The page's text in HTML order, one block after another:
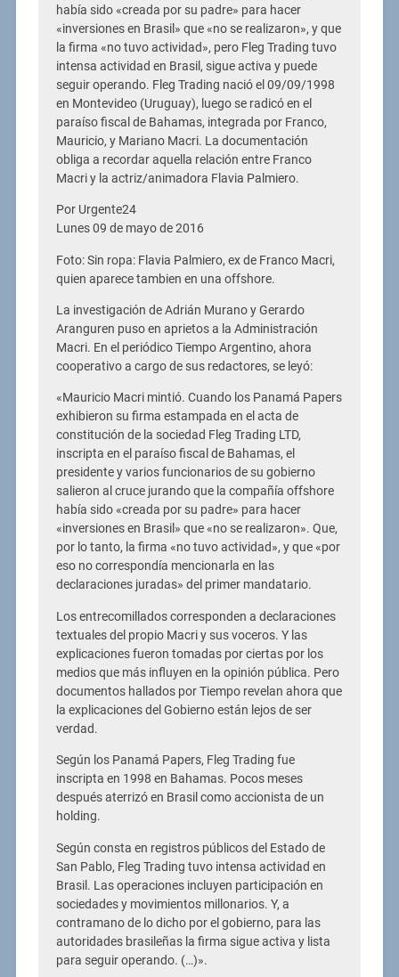
había sido «creada por su padre» para hacer
«inversiones en Brasil» que «no se realizaron», y que
la firma «no tuvo actividad», pero Fleg Trading tuvo
intensa actividad en Brasil, sigue activa y puede
seguir operando. Fleg Trading nació el 09/09/1998
en Montevideo (Uruguay), luego se radicó en el
paraíso fiscal de Bahamas, integrada por Franco,
Mauricio, y Mariano Macri. La documentación
obliga a recordar aquella relación entre Franco
Macri y la actriz/animadora Flavia Palmiero.
Por Urgente24
Lunes 09 de mayo de 2016
Foto: Sin ropa: Flavia Palmiero, ex de Franco Macri,
quien aparece tambien en una offshore.
La investigación de Adrián Murano y Gerardo
Aranguren puso en aprietos a la Administración
Macri. En el periódico Tiempo Argentino, ahora
cooperativo a cargo de sus redactores, se leyó:
«Mauricio Macri mintió. Cuando los Panamá Papers
exhibieron su firma estampada en el acta de
constitución de la sociedad Fleg Trading LTD,
inscripta en el paraíso fiscal de Bahamas, el
presidente y varios funcionarios de su gobierno
salieron al cruce jurando que la compañía offshore
había sido «creada por su padre» para hacer
«inversiones en Brasil» que «no se realizaron». Que,
por lo tanto, la firma «no tuvo actividad», y que «por
eso no correspondía mencionarla en las
declaraciones juradas» del primer mandatario.
Los entrecomillados corresponden a declaraciones
textuales del propio Macri y sus voceros. Y las
explicaciones fueron tomadas por ciertas por los
medios que más influyen en la opinión pública. Pero
documentos hallados por Tiempo revelan ahora que
la explicaciones del Gobierno están lejos de ser
verdad.
Según los Panamá Papers, Fleg Trading fue
inscripta en 1998 en Bahamas. Pocos meses
después aterrizó en Brasil como accionista de un
holding.
Según consta en registros públicos del Estado de
San Pablo, Fleg Trading tuvo intensa actividad en
Brasil. Las operaciones incluyen participación en
sociedades y movimientos millonarios. Y, a
contramano de lo dicho por el gobierno, para las
autoridades brasileñas la firma sigue activa y lista
para seguir operando. (…)».